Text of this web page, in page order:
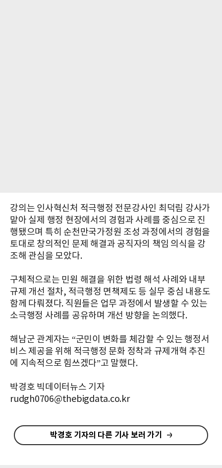
강의는 인사혁신처 적극행정 전문강사인 최덕림 강사가
맡아 실제 행정 현장에서의 경험과 사례를 중심으로 진
행됐으며 특히 순천만국가정원 조성 과정에서의 경험을
토대로 창의적인 문제 해결과 공직자의 책임 의식을 강
조해 관심을 모았다.
구체적으로는 민원 해결을 위한 법령 해석 사례와 내부
규제 개선 절차, 적극행정 면책제도 등 실무 중심 내용도
함께 다뤄졌다. 직원들은 업무 과정에서 발생할 수 있는
소극행정 사례를 공유하며 개선 방향을 논의했다.
해남군 관계자는 “군민이 변화를 체감할 수 있는 행정서
비스 제공을 위해 적극행정 문화 정착과 규제개혁 추진
에 지속적으로 힘쓰겠다”고 말했다.
박경호 빅데이터뉴스 기자
rudgh0706@thebigdata.co.kr
박경호 기자의 다른 기사 보러 가기